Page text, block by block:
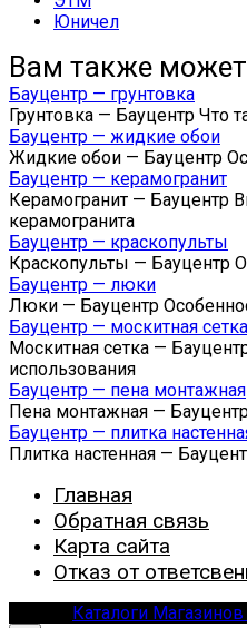
Юничел
Вам также
Бауцентр — грунтовка
Грунтовка — Бауцентр Что
Бауцентр — жидкие обои
Жидкие обои — Бауцентр
Бауцентр — керамогранит
Керамогранит — Бауцентр
керамогранита
Бауцентр — краскопульты
Краскопульты — Бауцентр
Бауцентр — люки
Люки — Бауцентр
Бауцентр — москитная сетка
Москитная сетка —
использования
Бауцентр — пена монтажная
Пена монтажная —
Бауцентр — плитка
Плитка настенная —
Главная
Обратная связь
Карта сайта
Отказ от
Каталоги